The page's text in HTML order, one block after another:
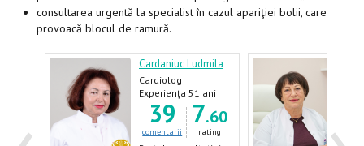
consultarea urgentă la specialist în cazul apariţiei bolii, care
provoacă blocul de ramură.
Cardaniuc Ludmila
Cardiolog
Experiența 51 ani
39
comentarii
7.60
rating